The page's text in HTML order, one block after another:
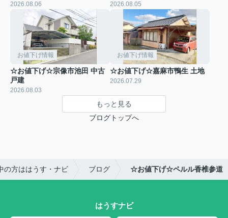
2026.08.06 2026.08.05
お値下げ情報
☆お値下げ☆宗像市池田 中古
戸建
2026.08.03
お値下げ情報
☆お値下げ☆嘉麻市鴨生 土地
2026.07.29
もっと見る
ブログトップへ
の方ははうす・ナビ ブログ ☆お値下げ☆ペルル香椎参道
はうすナビ